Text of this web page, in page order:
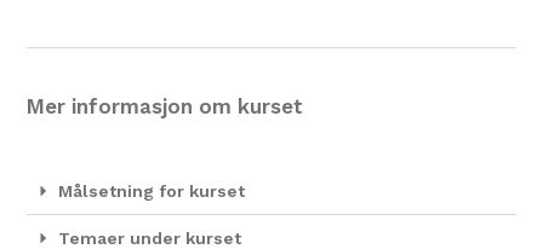
Mer informasjon om kurset
Målsetning for kurset
Temaer under kurset